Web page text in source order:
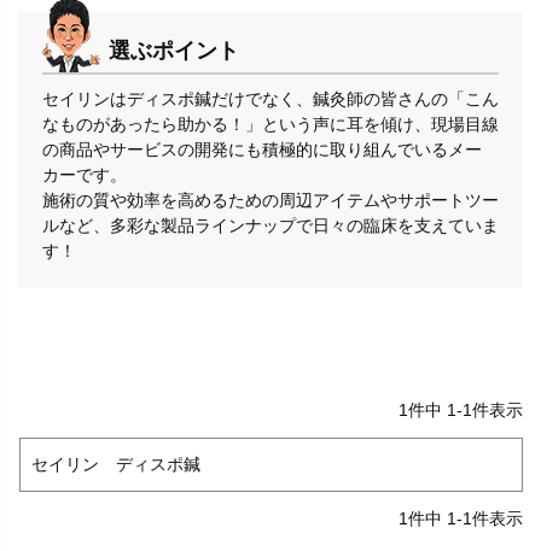
選ぶポイント
セイリンはディスポ鍼だけでなく、鍼灸師の皆さんの「こん
なものがあったら助かる！」という声に耳を傾け、現場目線
の商品やサービスの開発にも積極的に取り組んでいるメー
カーです。
施術の質や効率を高めるための周辺アイテムやサポートツー
ルなど、多彩な製品ラインナップで日々の臨床を支えていま
す！
1件中 1-1件表示
セイリン ディスポ鍼
1件中 1-1件表示